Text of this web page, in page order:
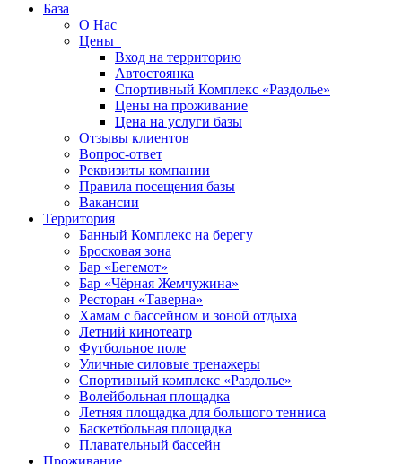
База
О Нас
Цены
Вход на территорию
Автостоянка
Спортивный Комплекс «Раздолье»
Цены на проживание
Цена на услуги базы
Отзывы клиентов
Вопрос-ответ
Реквизиты компании
Правила посещения базы
Вакансии
Территория
Банный Комплекс на берегу
Бросковая зона
Бар «Бегемот»
Бар «Чёрная Жемчужина»
Ресторан «Таверна»
Хамам с бассейном и зоной отдыха
Летний кинотеатр
Футбольное поле
Уличные силовые тренажеры
Спортивный комплекс «Раздолье»
Волейбольная площадка
Летняя площадка для большого тенниса
Баскетбольная площадка
Плавательный бассейн
Проживание